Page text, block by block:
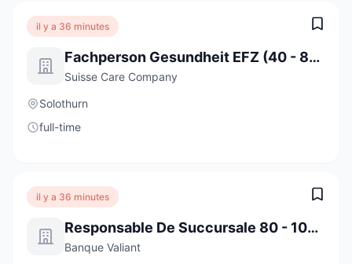
il y a 36 minutes
Fachperson Gesundheit EFZ (40 - 80%)
Suisse Care Company
Solothurn
full-time
il y a 36 minutes
Responsable De Succursale 80 - 100 % Moutier
Banque Valiant